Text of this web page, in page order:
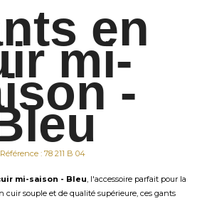
en
mi-
-
Référence : 78 211 B 04
mi-saison - Bleu, l'accessoire parfait pour la
cuir souple et de qualité supérieure, ces gants